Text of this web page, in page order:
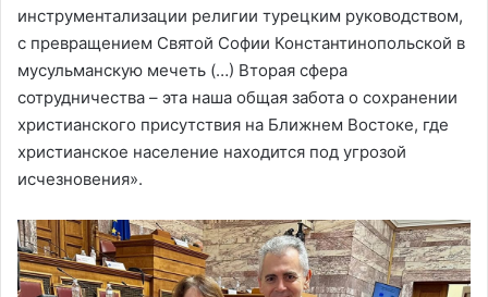
инструментализации религии турецким руководством,
с превращением Святой Софии Константинопольской в
мусульманскую мечеть (…) Вторая сфера
сотрудничества – эта наша общая забота о сохранении
христианского присутствия на Ближнем Востоке, где
христианское население находится под угрозой
исчезновения».